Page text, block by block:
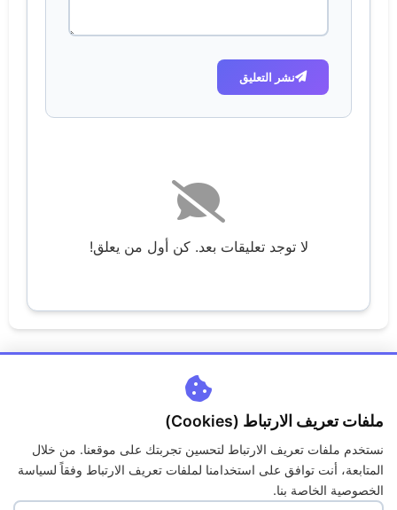
نشر التعليق
لا توجد تعليقات بعد. كن أول من يعلق!
اتصل بنا من نحن سياسة الخصوصية
الكوكيز
حقوق الملكية
ملفات تعريف الارتباط (Cookies)
نستخدم ملفات تعريف الارتباط لتحسين تجربتك على موقعنا. من خلال
المتابعة، أنت توافق على استخدامنا لملفات تعريف الارتباط وفقاً لسياسة
الخصوصية الخاصة بنا.